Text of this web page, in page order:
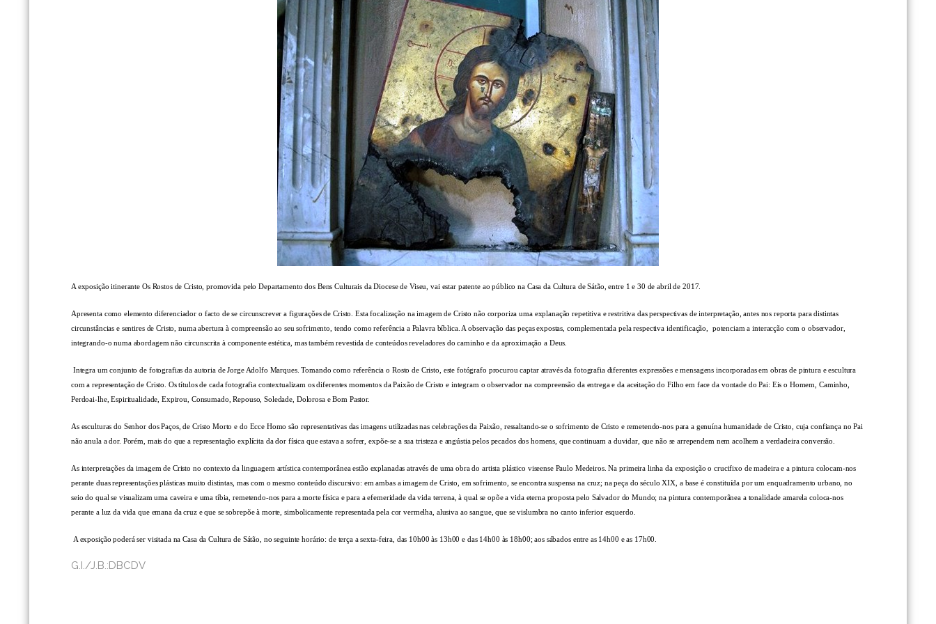
A exposição itinerante Os Rostos de Cristo, promovida pelo Departamento dos Bens Culturais da Diocese de Viseu, vai estar patente ao público na Casa da Cultura de Sátão, entre 1 e 30 de abril de 2017.
Apresenta como elemento diferenciador o facto de se circunscrever a figurações de Cristo. Esta focalização na imagem de Cristo não corporiza uma explanação repetitiva e restritiva das perspectivas de interpretação, antes nos reporta para distintas
circunstâncias e sentires de Cristo, numa abertura à compreensão ao seu sofrimento, tendo como referência a Palavra bíblica. A observação das peças expostas, complementada pela respectiva identificação, potenciam a interacção com o observador,
integrando-o numa abordagem não circunscrita à componente estética, mas também revestida de conteúdos reveladores do caminho e da aproximação a Deus.
Integra um conjunto de fotografias da autoria de Jorge Adolfo Marques. Tomando como referência o Rosto de Cristo, este fotógrafo procurou captar através da fotografia diferentes expressões e mensagens incorporadas em obras de pintura e escultura
com a representação de Cristo. Os títulos de cada fotografia contextualizam os diferentes momentos da Paixão de Cristo e integram o observador na compreensão da entrega e da aceitação do Filho em face da vontade do Pai: Eis o Homem, Caminho,
Perdoai-lhe, Espiritualidade, Expirou, Consumado, Repouso, Soledade, Dolorosa e Bom Pastor.
As esculturas do Senhor dos Paços, de Cristo Morto e do Ecce Homo são representativas das imagens utilizadas nas celebrações da Paixão, ressaltando-se o sofrimento de Cristo e remetendo-nos para a genuína humanidade de Cristo, cuja confiança no Pai
não anula a dor. Porém, mais do que a representação explícita da dor física que estava a sofrer, expõe-se a sua tristeza e angústia pelos pecados dos homens, que continuam a duvidar, que não se arrependem nem acolhem a verdadeira conversão.
As interpretações da imagem de Cristo no contexto da linguagem artística contemporânea estão explanadas através de uma obra do artista plástico viseense Paulo Medeiros. Na primeira linha da exposição o crucifixo de madeira e a pintura colocam-nos
perante duas representações plásticas muito distintas, mas com o mesmo conteúdo discursivo: em ambas a imagem de Cristo, em sofrimento, se encontra suspensa na cruz; na peça do século XIX, a base é constituída por um enquadramento urbano, no
seio do qual se visualizam uma caveira e uma tíbia, remetendo-nos para a morte física e para a efemeridade da vida terrena, à qual se opõe a vida eterna proposta pelo Salvador do Mundo; na pintura contemporânea a tonalidade amarela coloca-nos
perante a luz da vida que emana da cruz e que se sobrepõe à morte, simbolicamente representada pela cor vermelha, alusiva ao sangue, que se vislumbra no canto inferior esquerdo.
A exposição poderá ser visitada na Casa da Cultura de Sátão, no seguinte horário: de terça a sexta-feira, das 10h00 às 13h00 e das 14h00 às 18h00; aos sábados entre as 14h00 e as 17h00.
G.I./J.B.:DBCDV